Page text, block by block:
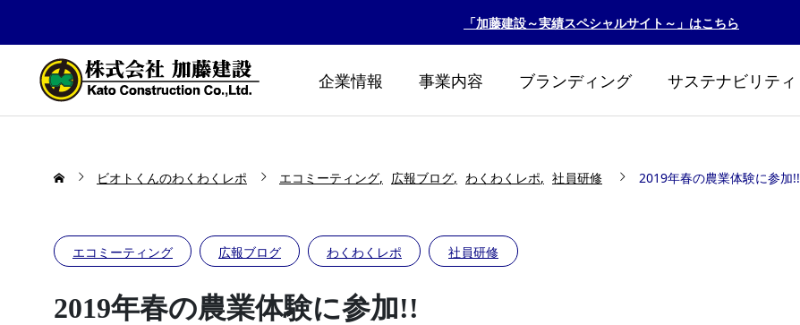
「加藤建設～実績スペシャルサイト～」はこちら
企業情報 事業内容 ブランディング サステナビリティ
ビオトくんのわくわくレポ エコミーティング 広報ブログ わくわくレポ 社員研修 2019年春の農業体験に参加!!
エコミーティング 広報ブログ わくわくレポ 社員研修
2019年春の農業体験に参加!!